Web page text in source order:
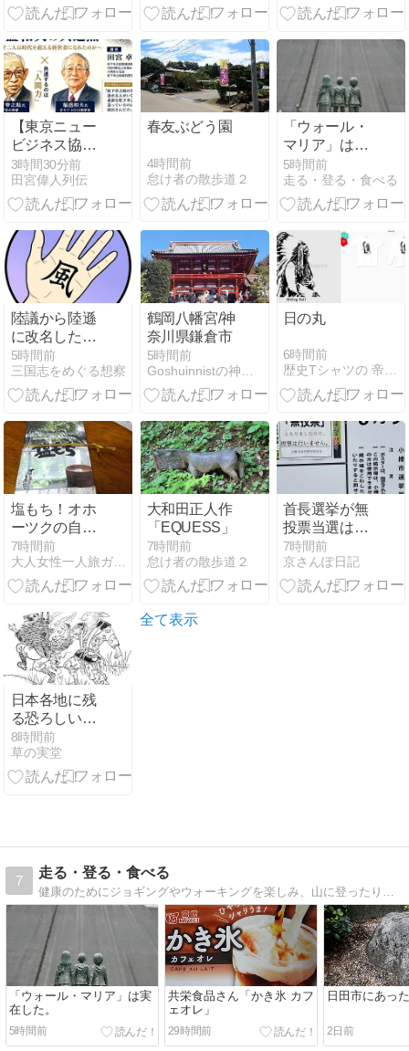
た女城主・お
劇
喜会という考
(静岡県菊川市
町)下平川)
【東京ニュー
ビジネス協議
会に登壇しま
す】
3時間30分前
田宮偉人列伝
春友ぶどう園
4時間前
怠け者の散歩道２
「ウォール・
マリア」は実
在した。
5時間前
走る・登る・食べる
陸議から陸遜
に改名した時
期と背景に関
する一説
（一・陸遜は
る）
5時間前
三国志をめぐる想察
鶴岡八幡宮/神
奈川県鎌倉市
5時間前
Goshuinnistの神社巡り
日の丸
6時間前
歴史Tシャツの 帝都Tシャツ店
塩もち！オホ
ーツクの自然
塩がやさしく
香る札幌北広
島クラッセホ
【北海道みや
げ】
7時間前
大人女性一人旅ガイド｜神社仏閣・世界遺産・老舗＝たびそろ
大和田正人作
「EQUESS」
7時間前
怠け者の散歩道２
首長選挙が無
投票当選は経
費削減ではな
く、民主主義
崩壊
7時間前
京さんぽ日記
日本各地に残
る恐ろしい化
けダヌキ伝承
～『かちかち
山』はもっと
8時間前
草の実堂
全て表示
7
走る・登る・食べる
健康のためにジョギングやウォーキングを楽しみ、山に登ったり、美味しい物を食べたり、神社や寺院巡りをしています。
「ウォール・マリア」は実
在した。
5時間前
共栄食品さん「かき氷 カフ
ェオレ」
29時間前
日田市にあっ
2日前